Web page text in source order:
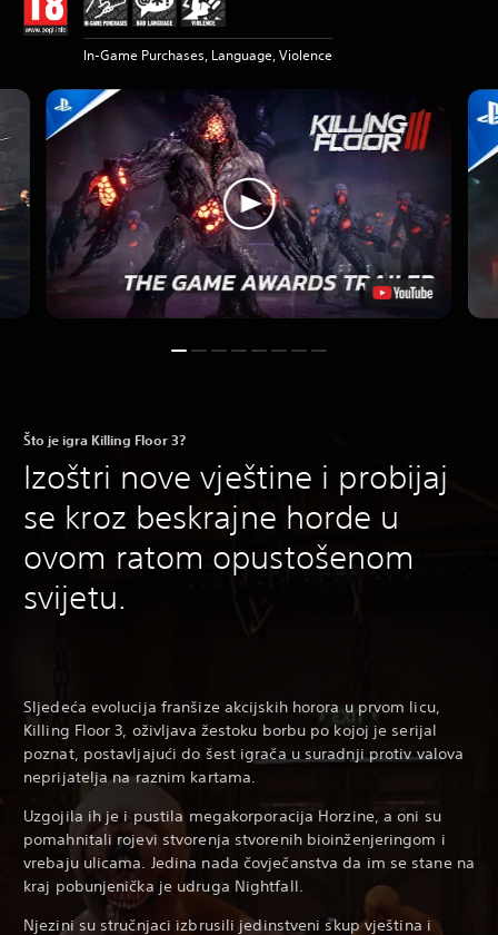
In-Game Purchases, Language, Violence
Što je igra Killing Floor 3?
Izoštri nove vještine i probijaj
se kroz beskrajne horde u
ovom ratom opustošenom
svijetu.
Sljedeća evolucija franšize akcijskih horora u prvom licu,
Killing Floor 3, oživljava žestoku borbu po kojoj je serijal
poznat, postavljajući do šest igrača u suradnji protiv valova
neprijatelja na raznim kartama.
Uzgojila ih je i pustila megakorporacija Horzine, a oni su
pomahnitali rojevi stvorenja stvorenih bioinženjeringom i
vrebaju ulicama. Jedina nada čovječanstva da im se stane na
kraj pobunjenička je udruga Nightfall.
Njezini su stručnjaci izbrusili jedinstveni skup vještina i